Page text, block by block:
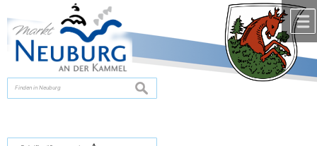
zur Navigationoder
springen.
suchen